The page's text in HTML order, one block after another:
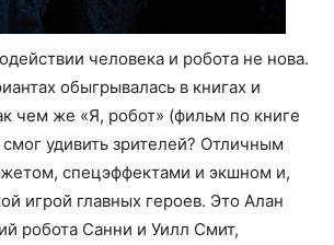
человека и робота не нова.
обыгрывалась в книгах и
чем же «Я, робот» (фильм по книге
удивить зрителей? Отличным
спецэффектами и экшном и,
игрой главных героев. Это Алан
робота Санни и Уилл Смит,